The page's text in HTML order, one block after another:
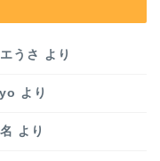
うさ より
より
より